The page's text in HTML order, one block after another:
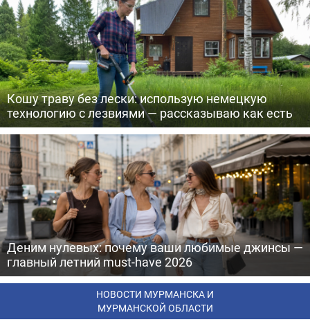
Кошу траву без лески: использую немецкую
технологию с лезвиями — рассказываю как есть
Деним нулевых: почему ваши любимые джинсы —
главный летний must-have 2026
НОВОСТИ МУРМАНСКА И
МУРМАНСКОЙ ОБЛАСТИ